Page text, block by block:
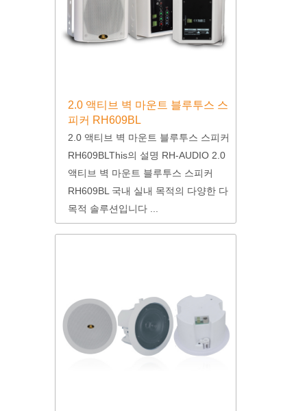
2.0 액티브 벽 마운트 블루투스 스
피커 RH609BL
2.0 액티브 벽 마운트 블루투스 스피커
RH609BLThis의 설명 RH-AUDIO 2.0
액티브 벽 마운트 블루투스 스피커
RH609BL 국내 실내 목적의 다양한 다
목적 솔루션입니다 ...